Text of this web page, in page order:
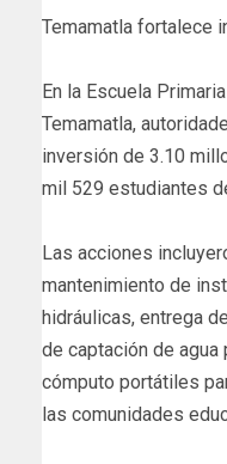
Temamatla fortalece
En la Escuela
Temamatla,
inversión de 3.10
mil 529 estudiantes
Las acciones
mantenimiento de
hidráulicas, entrega
de captación de
cómputo portátiles
las comunidades